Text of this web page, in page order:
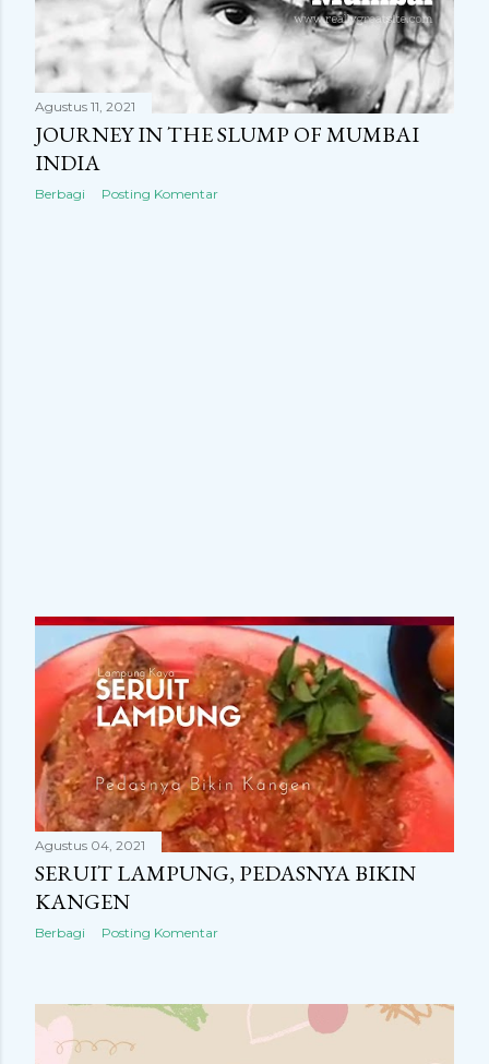
Agustus 11, 2021
JOURNEY IN THE SLUMP OF MUMBAI
INDIA
Berbagi Posting Komentar
Agustus 04, 2021
SERUIT LAMPUNG, PEDASNYA BIKIN
KANGEN
Berbagi Posting Komentar